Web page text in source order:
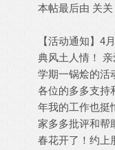
本帖最后由 关
【活动通知】4
典风土人情！
学期一锅烩的活
各位的多多支持
年我的工作也挺
家多多批评和帮
春花开了！约上